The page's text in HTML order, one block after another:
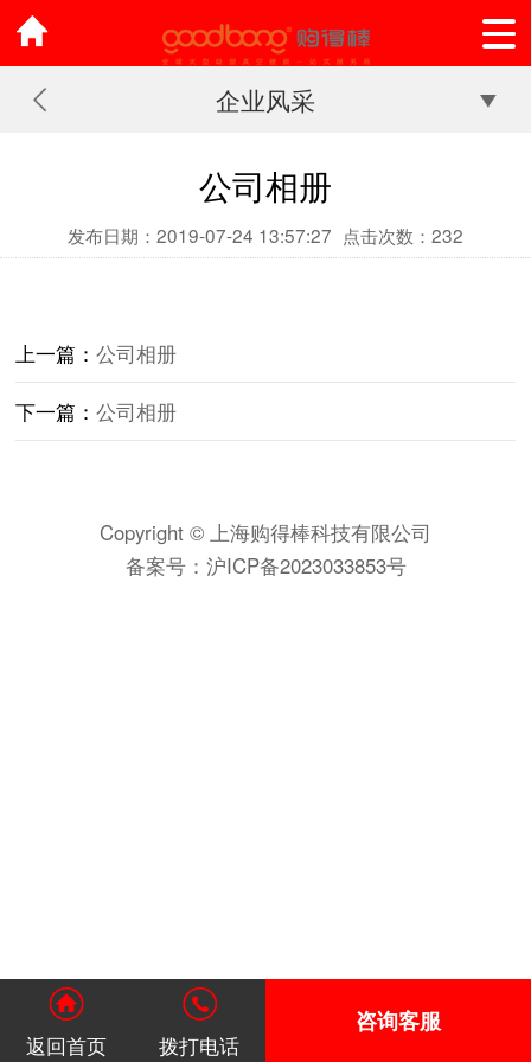
企业风采
公司相册
发布日期：2019-07-24 13:57:27 点击次数：232
上一篇：公司相册
下一篇：公司相册
Copyright © 上海购得棒科技有限公司
备案号： 沪ICP备2023033853号
返回首页 拨打电话
咨询客服